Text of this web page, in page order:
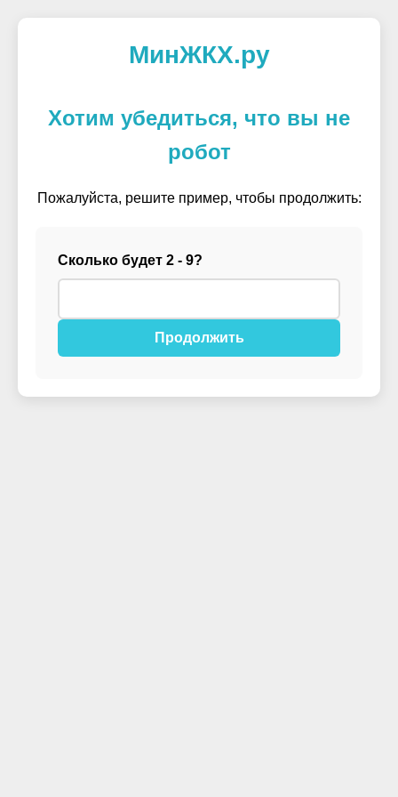
МинЖКХ.ру
Хотим убедиться, что вы не
робот
Пожалуйста, решите пример, чтобы продолжить:
Сколько будет 2 - 9?
Продолжить